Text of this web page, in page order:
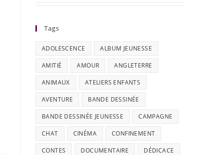
Tags
ADOLESCENCE ALBUM JEUNESSE
AMITIÉ AMOUR ANGLETERRE
ANIMAUX ATELIERS ENFANTS
AVENTURE BANDE DESSINÉE
BANDE DESSINÉE JEUNESSE CAMPAGNE
CHAT CINÉMA CONFINEMENT
CONTES DOCUMENTAIRE DÉDICACE